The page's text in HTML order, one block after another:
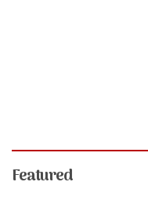
Featured